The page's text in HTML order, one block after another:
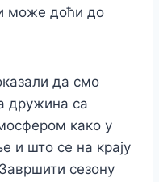
може доћи до
да смо
дружина са
како у
и што се на крају
сезону